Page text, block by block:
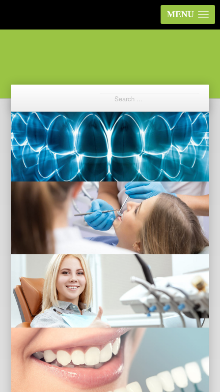
MENU
Dorina Mele & Co
Manager
Per cdo informacion